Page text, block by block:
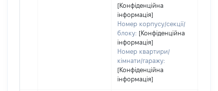
[Конфіденційна
інформація]
Номер корпусу/секції/
блоку: [Конфіденційна
інформація]
Номер квартири/
кімнати/гаражу:
[Конфіденційна
інформація]